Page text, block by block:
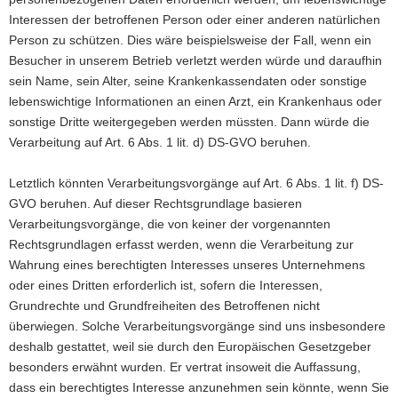
Interessen der betroffenen Person oder einer anderen natürlichen
Person zu schützen. Dies wäre beispielsweise der Fall, wenn ein
Besucher in unserem Betrieb verletzt werden würde und daraufhin
sein Name, sein Alter, seine Krankenkassendaten oder sonstige
lebenswichtige Informationen an einen Arzt, ein Krankenhaus oder
sonstige Dritte weitergegeben werden müssten. Dann würde die
Verarbeitung auf Art. 6 Abs. 1 lit. d) DS-GVO beruhen.
Letztlich könnten Verarbeitungsvorgänge auf Art. 6 Abs. 1 lit. f) DS-
GVO beruhen. Auf dieser Rechtsgrundlage basieren
Verarbeitungsvorgänge, die von keiner der vorgenannten
Rechtsgrundlagen erfasst werden, wenn die Verarbeitung zur
Wahrung eines berechtigten Interesses unseres Unternehmens
oder eines Dritten erforderlich ist, sofern die Interessen,
Grundrechte und Grundfreiheiten des Betroffenen nicht
überwiegen. Solche Verarbeitungsvorgänge sind uns insbesondere
deshalb gestattet, weil sie durch den Europäischen Gesetzgeber
besonders erwähnt wurden. Er vertrat insoweit die Auffassung,
dass ein berechtigtes Interesse anzunehmen sein könnte, wenn Sie